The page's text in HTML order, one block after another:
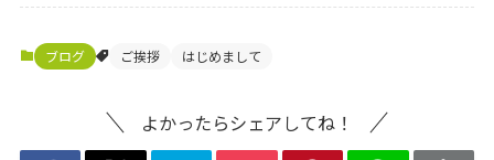
ブログ ご挨拶 はじめまして
よかったらシェアしてね！